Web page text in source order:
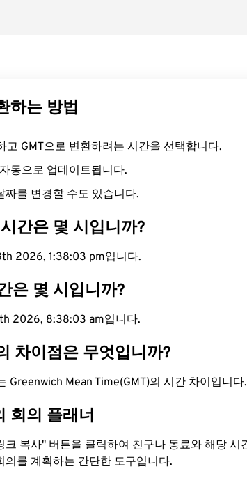
하는 방법
고 GMT으로 변환하려는 시간을 선택합니다.
동으로 업데이트됩니다.
짜를 변경할 수도 있습니다.
간은 몇 시입니까?
2026, 1:38:04 pm입니다.
은 몇 시입니까?
2026, 8:38:04 am입니다.
차이점은 무엇입니까?
Greenwich Mean Time(GMT)의 시간 차이입니다.
회의 플래너
크 복사" 버튼을 클릭하여 친구나 동료와 해당 시
를 계획하는 간단한 도구입니다.